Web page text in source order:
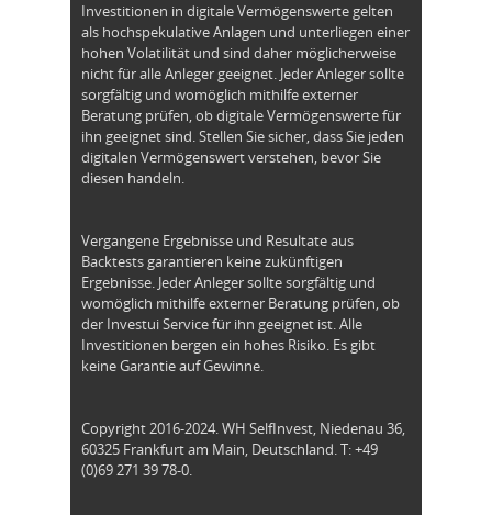
Investitionen in digitale Vermögenswerte gelten
als hochspekulative Anlagen und unterliegen einer
hohen Volatilität und sind daher möglicherweise
nicht für alle Anleger geeignet. Jeder Anleger sollte
sorgfältig und womöglich mithilfe externer
Beratung prüfen, ob digitale Vermögenswerte für
ihn geeignet sind. Stellen Sie sicher, dass Sie jeden
digitalen Vermögenswert verstehen, bevor Sie
diesen handeln.
Vergangene Ergebnisse und Resultate aus
Backtests garantieren keine zukünftigen
Ergebnisse. Jeder Anleger sollte sorgfältig und
womöglich mithilfe externer Beratung prüfen, ob
der Investui Service für ihn geeignet ist. Alle
Investitionen bergen ein hohes Risiko. Es gibt
keine Garantie auf Gewinne.
Copyright 2016-2024. WH SelfInvest, Niedenau 36,
60325 Frankfurt am Main, Deutschland. T: +49
(0)69 271 39 78-0.